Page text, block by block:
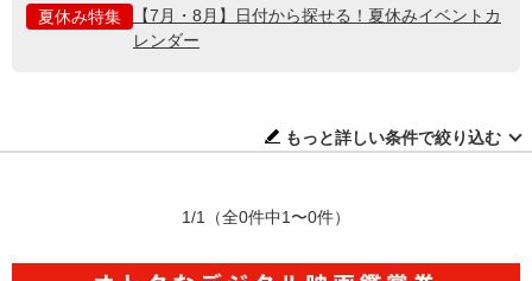
夏休み特集
【7月・8月】日付から探せる！夏休みイベントカ
レンダー
もっと詳しい条件で絞り込む
1/1 （全0件中1〜0件）